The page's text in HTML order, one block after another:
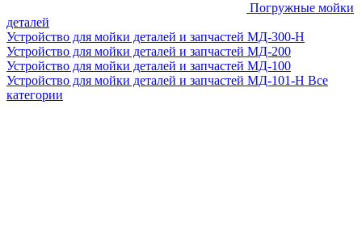
Погружные мойки
деталей
Устройство для мойки деталей и запчастей МД-300-H
Устройство для мойки деталей и запчастей МД-200
Устройство для мойки деталей и запчастей МД-100
Устройство для мойки деталей и запчастей МД-101-Н Все
категории